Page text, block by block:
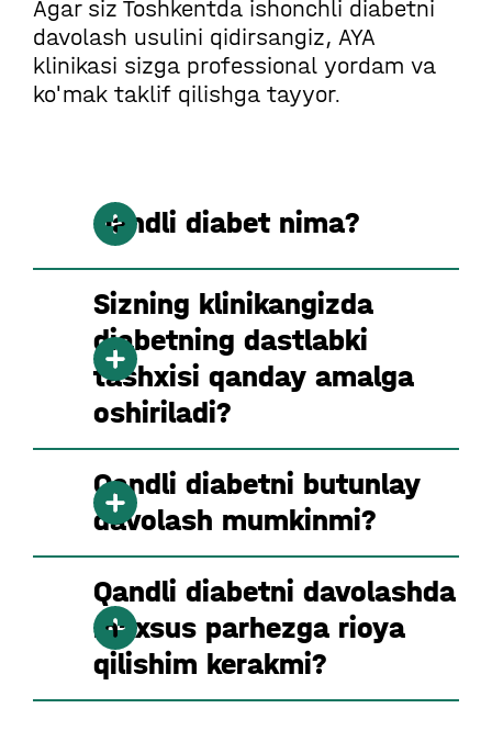
Agar siz Toshkentda ishonchli diabetni
davolash usulini qidirsangiz, AYA
klinikasi sizga professional yordam va
ko'mak taklif qilishga tayyor.
Qandli diabet nima?
Sizning klinikangizda
diabetning dastlabki
tashxisi qanday amalga
oshiriladi?
Qandli diabetni butunlay
davolash mumkinmi?
Qandli diabetni davolashda
maxsus parhezga rioya
qilishim kerakmi?